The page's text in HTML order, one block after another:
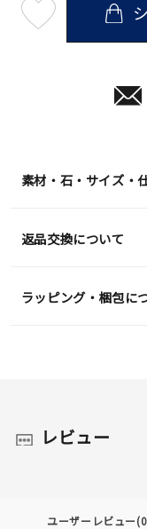
08
素材・石・サイズ・
返品交換について
ラッピング・梱包に
レビュー
ユーザーレビュー